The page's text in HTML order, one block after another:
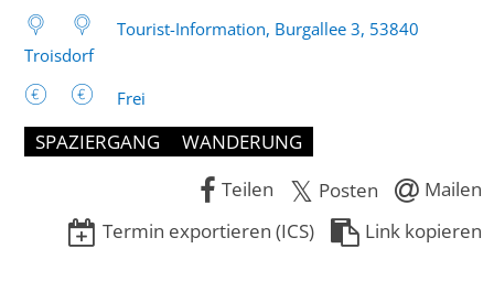
Tourist-Information, Burgallee 3, 53840
Troisdorf
Frei
SPAZIERGANG
WANDERUNG
Teilen
Posten
Mailen
Termin exportieren (ICS)
Link kopieren